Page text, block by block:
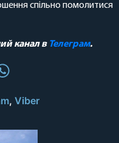
спільно помолитися
канал в Телеграм.
, Viber